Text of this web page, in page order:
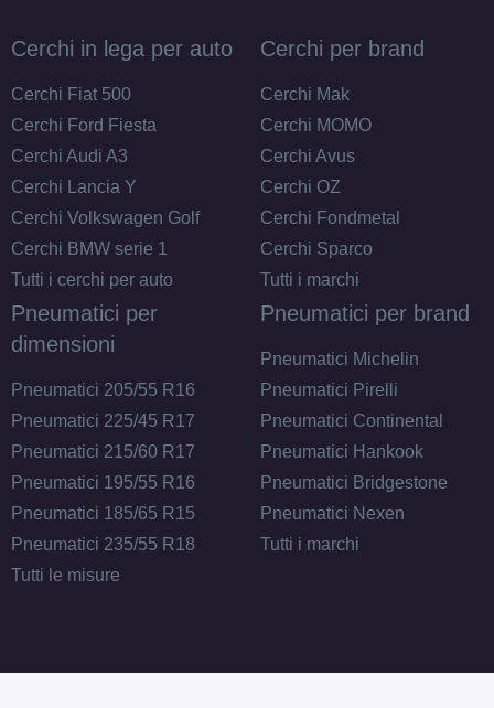
Cerchi in lega per auto
Cerchi Fiat 500
Cerchi Ford Fiesta
Cerchi Audi A3
Cerchi Lancia Y
Cerchi Volkswagen Golf
Cerchi BMW serie 1
Tutti i cerchi per auto
Cerchi per brand
Cerchi Mak
Cerchi MOMO
Cerchi Avus
Cerchi OZ
Cerchi Fondmetal
Cerchi Sparco
Tutti i marchi
Pneumatici per
dimensioni
Pneumatici 205/55 R16
Pneumatici 225/45 R17
Pneumatici 215/60 R17
Pneumatici 195/55 R16
Pneumatici 185/65 R15
Pneumatici 235/55 R18
Tutti le misure
Pneumatici per brand
Pneumatici Michelin
Pneumatici Pirelli
Pneumatici Continental
Pneumatici Hankook
Pneumatici Bridgestone
Pneumatici Nexen
Tutti i marchi